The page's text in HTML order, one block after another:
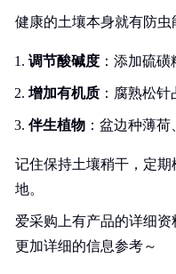
健康的土壤本身就有防虫
调节酸碱度 ：添加硫
增加有机质 ：腐熟松
伴生植物 ：盆边种薄
记住保持土壤稍干，定
地。
爱采购上有产品的详细
更加详细的信息参考～